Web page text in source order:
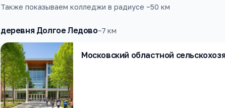
Также показываем колледжи в радиусе ~50 км
деревня Долгое Ледово~7 км
Московский областной